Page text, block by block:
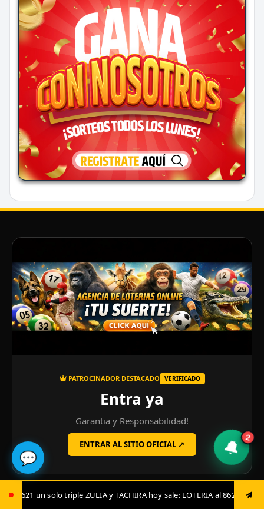
y TACHIRA hoy sale: LOTERIA al 8621 luego envía ya: ANIMAL al
PATROCINADOR DESTACADO VERIFICADO
Entra ya
Garantia y Responsabilidad!
ENTRAR AL SITIO OFICIAL ↗ 🔔 2
💬